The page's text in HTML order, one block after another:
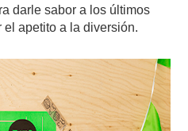
darle sabor a los últimos
apetito a la diversión.